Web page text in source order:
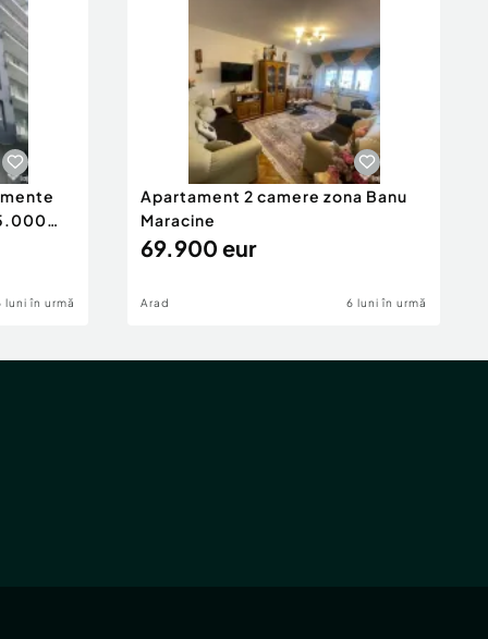
luni în urmă
Apartament 2 camere zona Banu
Maracine
69.900 eur
Arad 6 luni în urmă